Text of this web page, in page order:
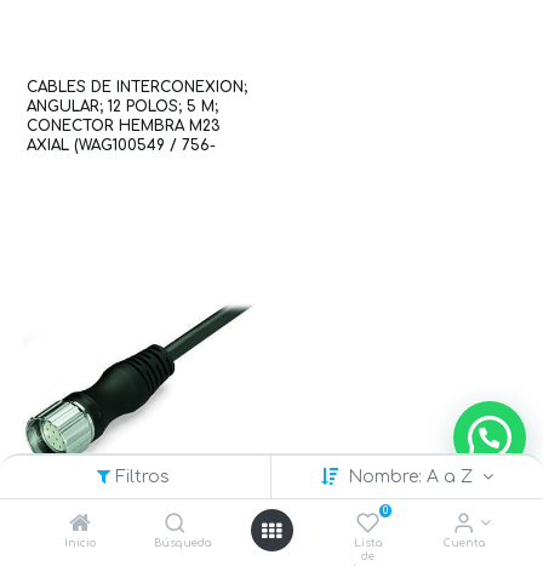
Filtros Nombre: A a Z
Inicio Búsqueda
0
Lista
de
Cuenta
CABLES DE INTERCONEXION;
ANGULAR; 12 POLOS; 5 M;
CONECTOR HEMBRA M23
AXIAL (WAG100549 / 756-